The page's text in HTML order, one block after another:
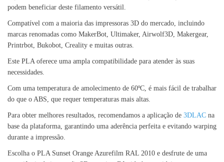
podem beneficiar deste filamento versátil.
Compatível com a maioria das impressoras 3D do mercado, incluindo
marcas renomadas como MakerBot, Ultimaker, Airwolf3D, Makergear,
Printrbot, Bukobot, Creality e muitas outras.
Este PLA oferece uma ampla compatibilidade para atender às suas
necessidades.
Com uma temperatura de amolecimento de 60ºC, é mais fácil de trabalhar
do que o ABS, que requer temperaturas mais altas.
Para obter melhores resultados, recomendamos a aplicação de 3DLAC na
base da plataforma, garantindo uma aderência perfeita e evitando warping
durante a impressão.
Escolha o PLA Sunset Orange Azurefilm RAL 2010 e desfrute de uma